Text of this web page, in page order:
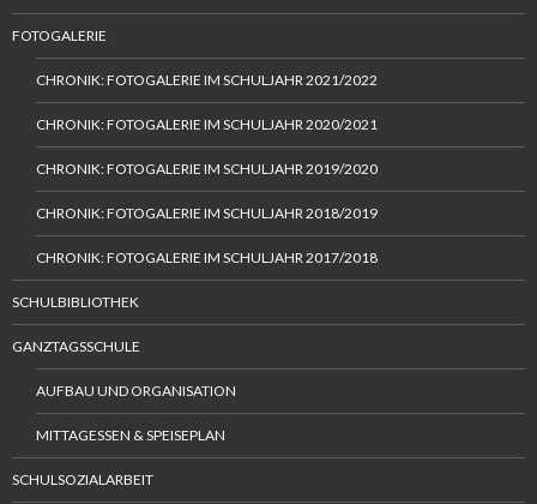
FOTOGALERIE
CHRONIK: FOTOGALERIE IM SCHULJAHR 2021/2022
CHRONIK: FOTOGALERIE IM SCHULJAHR 2020/2021
CHRONIK: FOTOGALERIE IM SCHULJAHR 2019/2020
CHRONIK: FOTOGALERIE IM SCHULJAHR 2018/2019
CHRONIK: FOTOGALERIE IM SCHULJAHR 2017/2018
SCHULBIBLIOTHEK
GANZTAGSSCHULE
AUFBAU UND ORGANISATION
MITTAGESSEN & SPEISEPLAN
SCHULSOZIALARBEIT